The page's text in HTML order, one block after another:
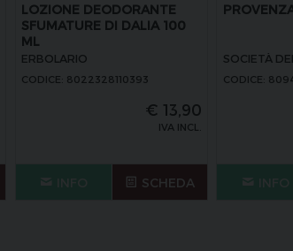
LOZIONE DEODORANTE
SFUMATURE DI DALIA 100
ML
ERBOLARIO
CODICE: 8022328110393
€ 13,90
IVA INCL.
SCHEDA
SOCIETÀ
CODICE: